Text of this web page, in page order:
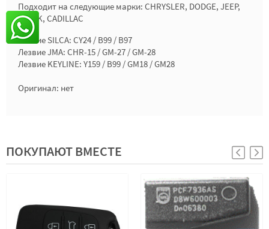
Подходит на следующие марки: CHRYSLER, DODGE, JEEP,
BUICK, CADILLAC
Лезвие SILCA: CY24 / B99 / B97
Лезвие JMA: CHR-15 / GM-27 / GM-28
Лезвие KEYLINE: Y159 / B99 / GM18 / GM28
Оригинал: нет
ПОКУПАЮТ ВМЕСТЕ